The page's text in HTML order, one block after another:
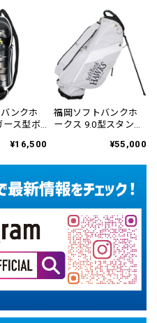
ンクホ
ース型ボ
¥16,500
福岡ソフトバンクホ
ークス 9.0型スタンド
祭 SUMMER BOOST
¥55,000